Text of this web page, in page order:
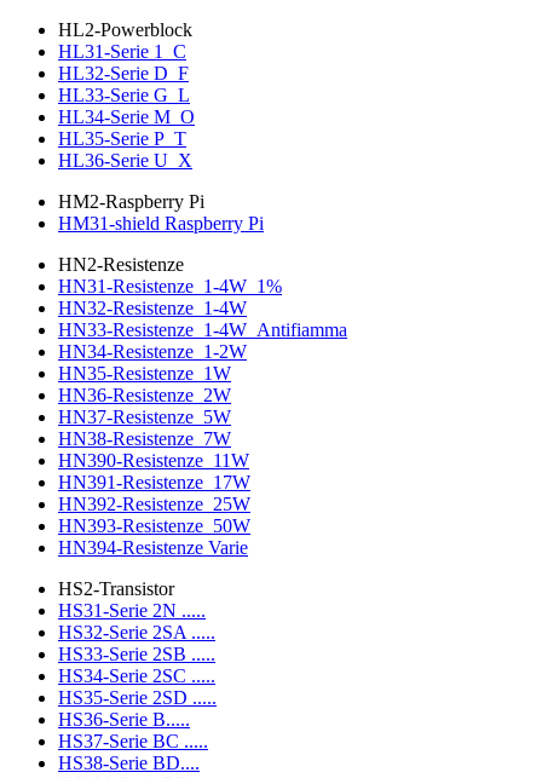
HL2-Powerblock
HL31-Serie 1_C
HL32-Serie D_F
HL33-Serie G_L
HL34-Serie M_O
HL35-Serie P_T
HL36-Serie U_X
HM2-Raspberry Pi
HM31-shield Raspberry Pi
HN2-Resistenze
HN31-Resistenze_1-4W_1%
HN32-Resistenze_1-4W
HN33-Resistenze_1-4W_Antifiamma
HN34-Resistenze_1-2W
HN35-Resistenze_1W
HN36-Resistenze_2W
HN37-Resistenze_5W
HN38-Resistenze_7W
HN390-Resistenze_11W
HN391-Resistenze_17W
HN392-Resistenze_25W
HN393-Resistenze_50W
HN394-Resistenze Varie
HS2-Transistor
HS31-Serie 2N .....
HS32-Serie 2SA .....
HS33-Serie 2SB .....
HS34-Serie 2SC .....
HS35-Serie 2SD .....
HS36-Serie B.....
HS37-Serie BC .....
HS38-Serie BD....